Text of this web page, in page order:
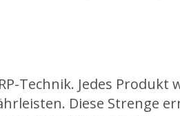
Technik. Jedes
Diese Strenge